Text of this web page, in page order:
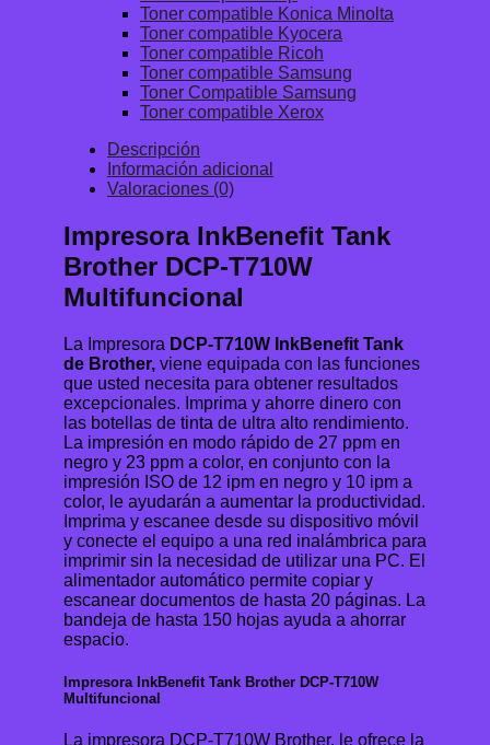
Toner compatible Konica Minolta
Toner compatible Kyocera
Toner compatible Ricoh
Toner compatible Samsung
Toner Compatible Samsung
Toner compatible Xerox
Descripción
Información adicional
Valoraciones (0)
Impresora InkBenefit Tank
Brother DCP-T710W
Multifuncional
La Impresora DCP-T710W InkBenefit Tank
de Brother, viene equipada con las funciones
que usted necesita para obtener resultados
excepcionales. Imprima y ahorre dinero con
las botellas de tinta de ultra alto rendimiento.
La impresión en modo rápido de 27 ppm en
negro y 23 ppm a color, en conjunto con la
impresión ISO de 12 ipm en negro y 10 ipm a
color, le ayudarán a aumentar la productividad.
Imprima y escanee desde su dispositivo móvil
y conecte el equipo a una red inalámbrica para
imprimir sin la necesidad de utilizar una PC. El
alimentador automático permite copiar y
escanear documentos de hasta 20 páginas. La
bandeja de hasta 150 hojas ayuda a ahorrar
espacio.
Impresora InkBenefit Tank Brother DCP-T710W
Multifuncional
La impresora DCP-T710W Brother, le ofrece la